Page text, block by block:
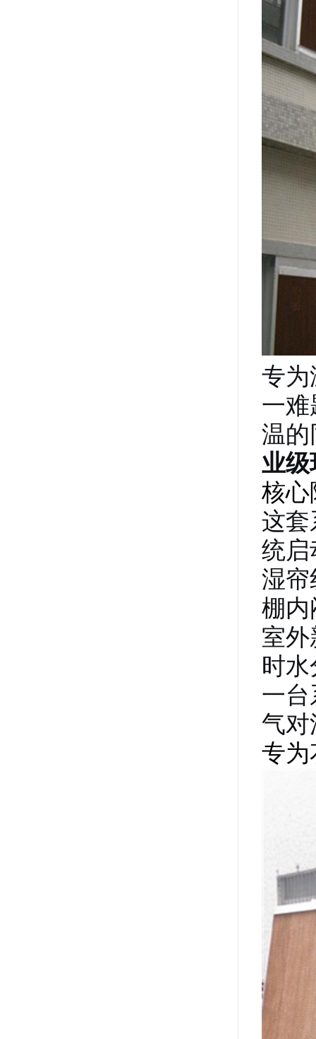
专为
一难
温的
业级
核
这套
统启
湿帘
棚内
室
时
一
气对
专为